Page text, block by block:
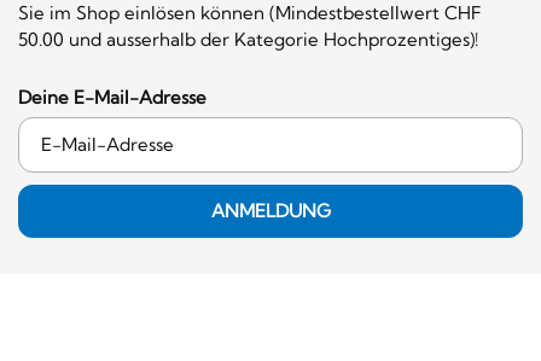
Sie im Shop einlösen können (Mindestbestellwert CHF
50.00 und ausserhalb der Kategorie Hochprozentiges)!
Deine E-Mail-Adresse
ANMELDUNG